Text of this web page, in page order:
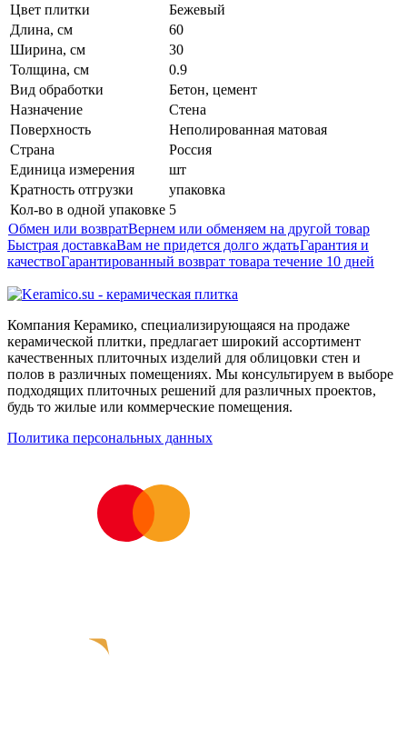
Цвет плитки
Бежевый
Длина, см
60
Ширина, см
30
Толщина, см
0.9
Вид обработки
Бетон, цемент
Назначение
Стена
Поверхность
Неполированная матовая
Страна
Россия
Единица измерения
шт
Кратность отгрузки
упаковка
Кол-во в одной упаковке 5
Обмен или возвратВернем или обменяем на другой товар
Быстрая доставкаВам не придется долго ждатьГарантия и
качествоГарантированный возврат товара течение 10 дней
Компания Керамико, специализирующаяся на продаже
керамической плитки, предлагает широкий ассортимент
качественных плиточных изделий для облицовки стен и
полов в различных помещениях. Мы консультируем в выборе
подходящих плиточных решений для различных проектов,
будь то жилые или коммерческие помещения.
Политика персональных данных